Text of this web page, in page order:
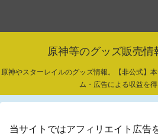
原神等のグッズ販売情
原神やスターレイルのグッズ情報。【非公式】
ム・広告による収益を
当サイトではアフィリエイト広告